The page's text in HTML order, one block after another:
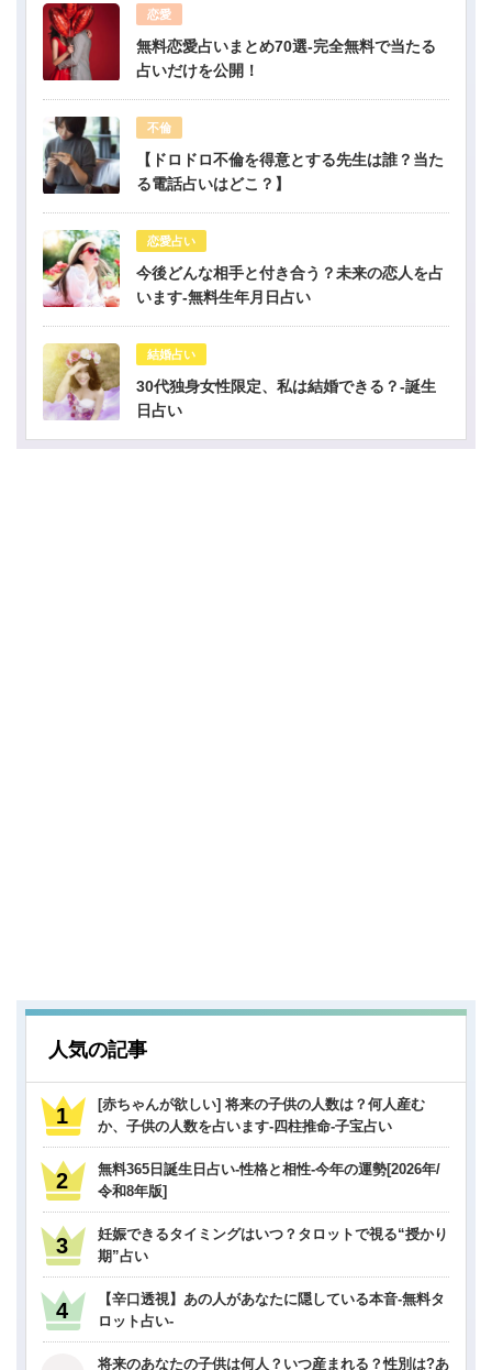
恋愛
無料恋愛占いまとめ70選-完全無料で当たる
占いだけを公開！
不倫
【ドロドロ不倫を得意とする先生は誰？当た
る電話占いはどこ？】
恋愛占い
今後どんな相手と付き合う？未来の恋人を占
います-無料生年月日占い
結婚占い
30代独身女性限定、私は結婚できる？-誕生
日占い
人気の記事
[赤ちゃんが欲しい] 将来の子供の人数は？何人産む
か、子供の人数を占います-四柱推命-子宝占い
無料365日誕生日占い-性格と相性-今年の運勢[2026年/
令和8年版]
妊娠できるタイミングはいつ？タロットで視る“授かり
期”占い
【辛口透視】あの人があなたに隠している本音-無料タ
ロット占い-
将来のあなたの子供は何人？いつ産まれる？性別は?あ